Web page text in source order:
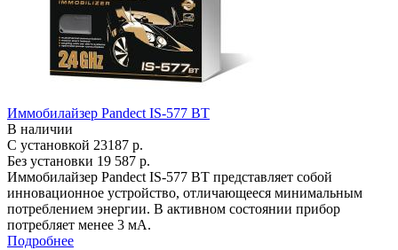
Иммобилайзер Pandect IS-577 BT
В наличии
С установкой 23187 р.
Без установки 19 587 р.
Иммобилайзер Pandect IS-577 BT представляет собой
инновационное устройство, отличающееся минимальным
потреблением энергии. В активном состоянии прибор
потребляет менее 3 мА.
Подробнее